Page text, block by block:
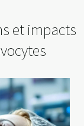
et impacts